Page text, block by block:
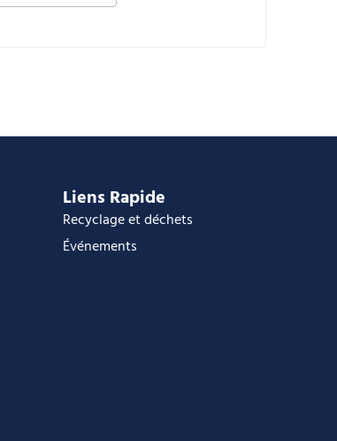
Liens Rapide
Recyclage et déchets
Événements